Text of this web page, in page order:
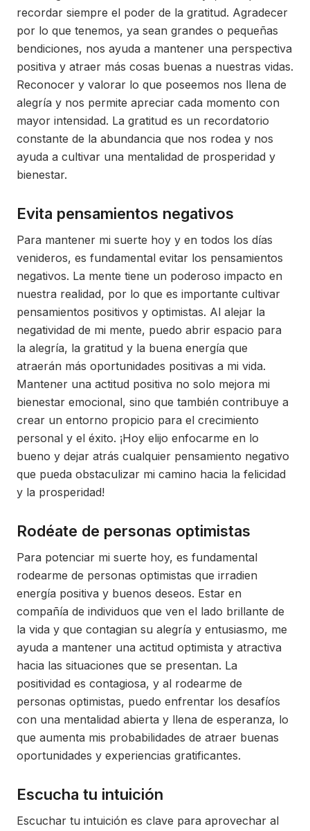
recordar siempre el poder de la gratitud. Agradecer
por lo que tenemos, ya sean grandes o pequeñas
bendiciones, nos ayuda a mantener una perspectiva
positiva y atraer más cosas buenas a nuestras vidas.
Reconocer y valorar lo que poseemos nos llena de
alegría y nos permite apreciar cada momento con
mayor intensidad. La gratitud es un recordatorio
constante de la abundancia que nos rodea y nos
ayuda a cultivar una mentalidad de prosperidad y
bienestar.
Evita pensamientos negativos
Para mantener mi suerte hoy y en todos los días
venideros, es fundamental evitar los pensamientos
negativos. La mente tiene un poderoso impacto en
nuestra realidad, por lo que es importante cultivar
pensamientos positivos y optimistas. Al alejar la
negatividad de mi mente, puedo abrir espacio para
la alegría, la gratitud y la buena energía que
atraerán más oportunidades positivas a mi vida.
Mantener una actitud positiva no solo mejora mi
bienestar emocional, sino que también contribuye a
crear un entorno propicio para el crecimiento
personal y el éxito. ¡Hoy elijo enfocarme en lo
bueno y dejar atrás cualquier pensamiento negativo
que pueda obstaculizar mi camino hacia la felicidad
y la prosperidad!
Rodéate de personas optimistas
Para potenciar mi suerte hoy, es fundamental
rodearme de personas optimistas que irradien
energía positiva y buenos deseos. Estar en
compañía de individuos que ven el lado brillante de
la vida y que contagian su alegría y entusiasmo, me
ayuda a mantener una actitud optimista y atractiva
hacia las situaciones que se presentan. La
positividad es contagiosa, y al rodearme de
personas optimistas, puedo enfrentar los desafíos
con una mentalidad abierta y llena de esperanza, lo
que aumenta mis probabilidades de atraer buenas
oportunidades y experiencias gratificantes.
Escucha tu intuición
Escuchar tu intuición es clave para aprovechar al